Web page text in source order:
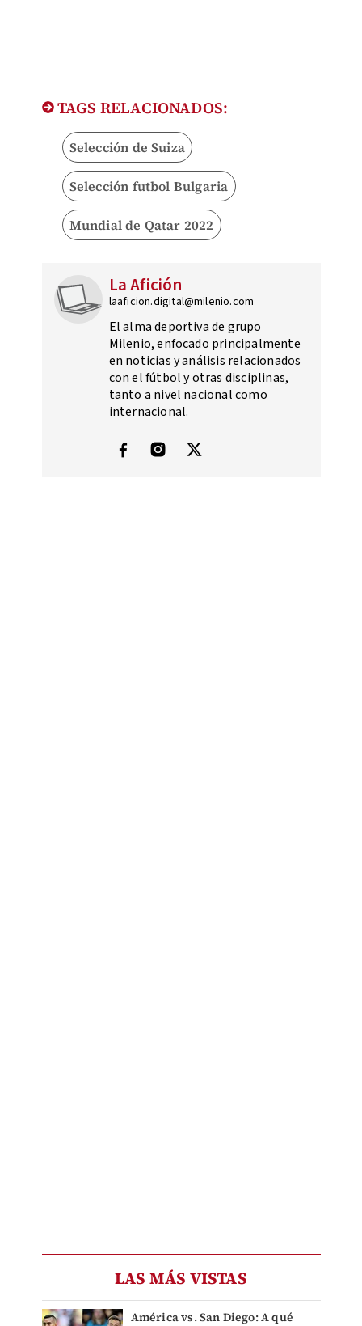
TAGS RELACIONADOS:
Selección de Suiza
Selección futbol Bulgaria
Mundial de Qatar 2022
La Afición
laaficion.digital@milenio.com
El alma deportiva de grupo
Milenio, enfocado principalmente
en noticias y análisis relacionados
con el fútbol y otras disciplinas,
tanto a nivel nacional como
internacional.
LAS MÁS VISTAS
América vs. San Diego: A qué